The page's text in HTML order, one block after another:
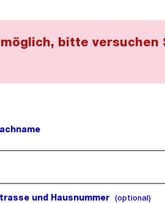
bitte versuchen
und Hausnummer (optional)